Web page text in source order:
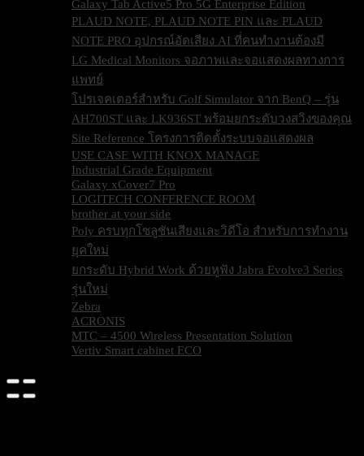
Galaxy Tab Active5 Pro 5G Enterprise Edition
PLAUD NOTE, PLAUD NOTE PIN และ PLAUD
NOTE PRO อุปกรณ์อัดเสียง AI ที่คนทำงานต้องมี
LG Medical Monitors จอภาพและจอแสดงผลทางการ
แพทย์
โปรเจคเตอร์สำหรับ Golf Simulator จาก BenQ – รุ่น
AH700ST และ LK936ST พร้อมยกระดับวงสวิงของคุณ
Site Reference โครงการติดตั้งระบบจอแสดงผล
USE CASE WITH KNOX MANAGE
Industrial Grade Equipment
Galaxy xCover7 Pro
LOGITECH CONFERENCE ROOM
brother at your side
Poly ครบทุกโซลูชันเสียงและวิดีโอ สำหรับการทำงาน
ยุคใหม่
ยกระดับ Hybrid Work ด้วยหูฟัง Jabra Evolve3 Series
รุ่นใหม่
Zebra
ACRONIS
MTC – 4500 Wireless Presentation Solution
Vertiv Smart cabinet ECO